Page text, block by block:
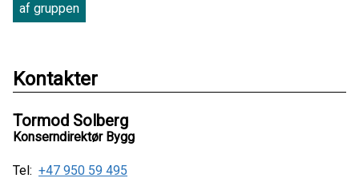
af gruppen
Kontakter
Tormod Solberg
Konserndirektør Bygg
Tel: +47 950 59 495